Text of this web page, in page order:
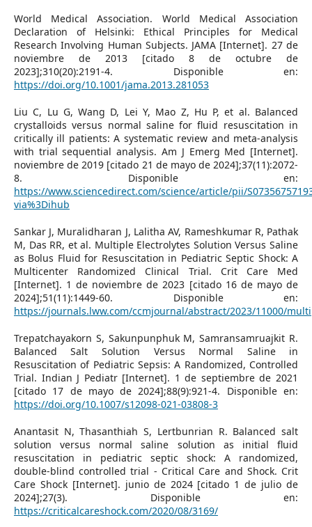
World Medical Association. World Medical Association
Declaration of Helsinki: Ethical Principles for Medical
Research Involving Human Subjects. JAMA [Internet]. 27 de
noviembre de 2013 [citado 8 de octubre de
2023];310(20):2191-4. Disponible en:
https://doi.org/10.1001/jama.2013.281053
Liu C, Lu G, Wang D, Lei Y, Mao Z, Hu P, et al. Balanced
crystalloids versus normal saline for fluid resuscitation in
critically ill patients: A systematic review and meta-analysis
with trial sequential analysis. Am J Emerg Med [Internet].
noviembre de 2019 [citado 21 de mayo de 2024];37(11):2072-
8. Disponible en:
https://www.sciencedirect.com/science/article/pii/
via%3Dihub
Sankar J, Muralidharan J, Lalitha AV, Rameshkumar R, Pathak
M, Das RR, et al. Multiple Electrolytes Solution Versus Saline
as Bolus Fluid for Resuscitation in Pediatric Septic Shock: A
Multicenter Randomized Clinical Trial. Crit Care Med
[Internet]. 1 de noviembre de 2023 [citado 16 de mayo de
2024];51(11):1449-60. Disponible en:
https://journals.lww.com/ccmjournal/abstract/2023/11000/
Trepatchayakorn S, Sakunpunphuk M, Samransamruajkit R.
Balanced Salt Solution Versus Normal Saline in
Resuscitation of Pediatric Sepsis: A Randomized, Controlled
Trial. Indian J Pediatr [Internet]. 1 de septiembre de 2021
[citado 17 de mayo de 2024];88(9):921-4. Disponible en:
https://doi.org/10.1007/s12098-021-03808-3
Anantasit N, Thasanthiah S, Lertbunrian R. Balanced salt
solution versus normal saline solution as initial fluid
resuscitation in pediatric septic shock: A randomized,
double-blind controlled trial - Critical Care and Shock. Crit
Care Shock [Internet]. junio de 2024 [citado 1 de julio de
2024];27(3). Disponible en:
https://criticalcareshock.com/2020/08/3169/